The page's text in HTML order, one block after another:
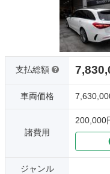
支払総額
車両価格
諸費用
200,000
ジャンル